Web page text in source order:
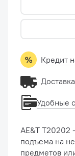
AE&T T20202
подъема на
предметов
Кредит
Удобные